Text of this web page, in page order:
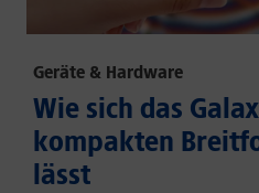
Geräte & Hardware
Wie sich das
kompakten
lässt